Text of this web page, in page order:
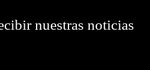
nuestras noticias